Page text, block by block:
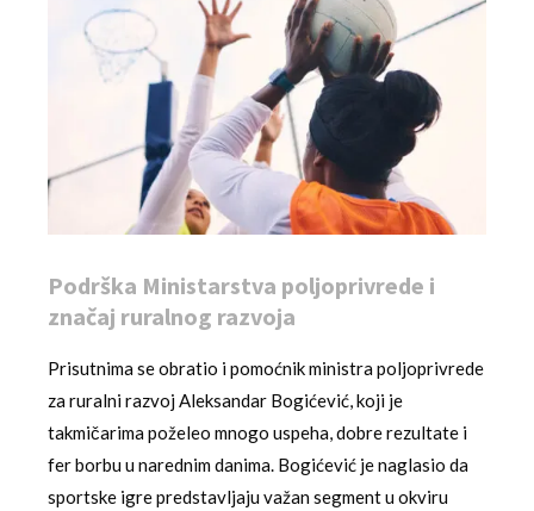
Podrška Ministarstva poljoprivrede i
značaj ruralnog razvoja
Prisutnima se obratio i pomoćnik ministra poljoprivrede
za ruralni razvoj Aleksandar Bogićević, koji je
takmičarima poželeo mnogo uspeha, dobre rezultate i
fer borbu u narednim danima. Bogićević je naglasio da
sportske igre predstavljaju važan segment u okviru